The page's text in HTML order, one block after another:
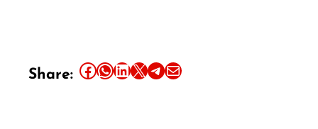
Share: Share this article on Facebook Share this article on WhatsApp Share this article on LinkedIn Share this article on X Share this article on TelegramEmail this Article